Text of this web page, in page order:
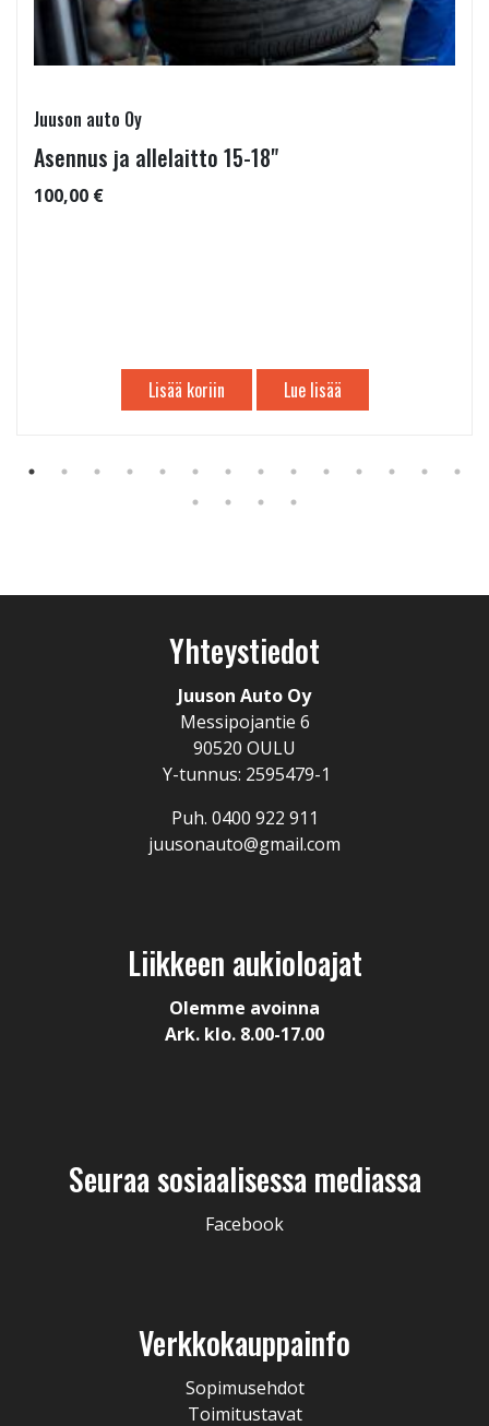
Juuson auto Oy
Asennus ja allelaitto 15-18"
100,00 €
Lisää koriin Lue lisää
Yhteystiedot
Juuson Auto Oy
Messipojantie 6
90520 OULU
Y-tunnus: 2595479-1
Puh. 0400 922 911
juusonauto@gmail.com
Liikkeen aukioloajat
Olemme avoinna
Ark. klo. 8.00-17.00
Seuraa sosiaalisessa mediassa
Facebook
Verkkokauppainfo
Sopimusehdot
Toimitustavat